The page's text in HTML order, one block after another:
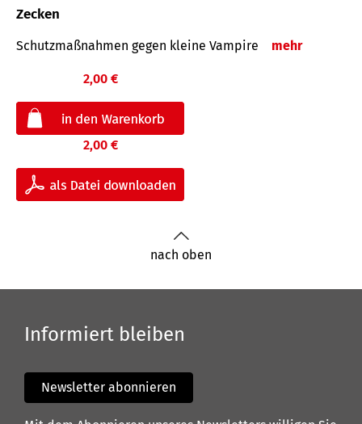
Zecken
Schutz­maß­nahmen gegen kleine Vampire mehr
2,00 €
2,00 €
nach oben
Informiert bleiben
Newsletter abonnieren